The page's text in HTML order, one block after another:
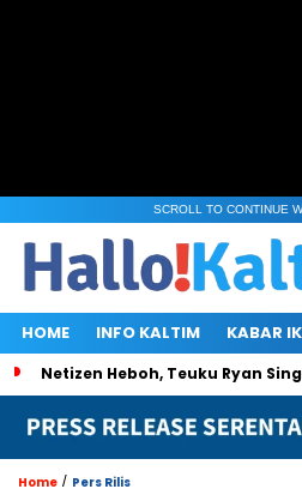
SCROLL TO CONTINUE
HOME INFO KALTIM KABAR
Netizen Heboh, Teuku Ryan
Home / Pers Rilis